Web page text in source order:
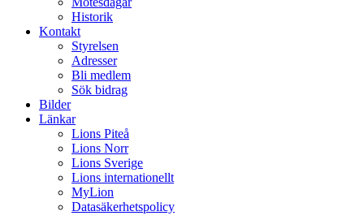
Historik
Kontakt
Styrelsen
Adresser
Bli medlem
Sök bidrag
Bilder
Länkar
Lions Piteå
Lions Norr
Lions Sverige
Lions internationellt
MyLion
Datasäkerhetspolicy